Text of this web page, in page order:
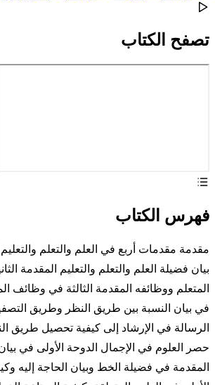
تصفح الكتاب
فهرس الكتاب
مقدمة مقدمات أربع في العلم والتعلم
بيان فضيلة العلم والتعلم والتعليم المقدمة
المتعلم ووظائفه المقدمة الثالثة في وظائف
في بيان النسبة بين طريق النظر وطريق
الرسالة في الإرشاد إلى كيفية تحصيل طريق
حصر العلوم في الإجمال الدوحة الأولى في
المقدمة في فضيلة الخط وبيان الحاجة إليه